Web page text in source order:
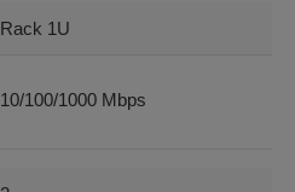
Rack 1U
10/100/1000 Mbps